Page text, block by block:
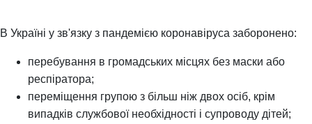
В Україні у зв'язку з пандемією коронавіруса заборонено:
перебування в громадських місцях без маски або
респіратора;
переміщення групою з більш ніж двох осіб, крім
випадків службової необхідності і супроводу дітей;